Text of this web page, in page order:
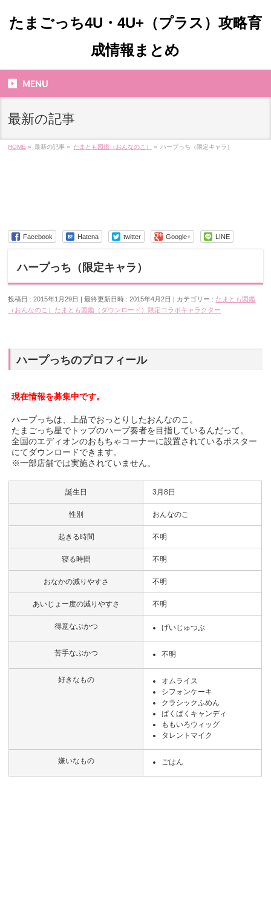
たまごっち4U・4U+（プラス）攻略育
成情報まとめ
MENU
最新の記事
HOME » 最新の記事 » たまとも図鑑（おんなのこ） » ハープっち（限定キャラ）
Facebook Hatena twitter Google+ LINE
ハープっち（限定キャラ）
投稿日 : 2015年1月29日 最終更新日時 : 2015年4月2日 カテゴリー : たまとも図鑑
（おんなのこ） たまとも図鑑（ダウンロード） 限定コラボキャラクター
ハープっちのプロフィール
現在情報を募集中です。
ハープっちは、上品でおっとりしたおんなのこ。
たまごっち星でトップのハープ奏者を目指しているんだって。
全国のエディオンのおもちゃコーナーに設置されているポスター
にてダウンロードできます。
※一部店舗では実施されていません。
誕生日 3月8日
性別 おんなのこ
起きる時間 不明
寝る時間 不明
おなかの減りやすさ 不明
あいじょー度の減りやすさ 不明
得意なぶかつ げいじゅつぶ
苦手なぶかつ 不明
好きなもの
オムライス
シフォンケーキ
クラシックふめん
ぱくぱくキャンディ
ももいろウィッグ
タレントマイク
嫌いなもの ごはん